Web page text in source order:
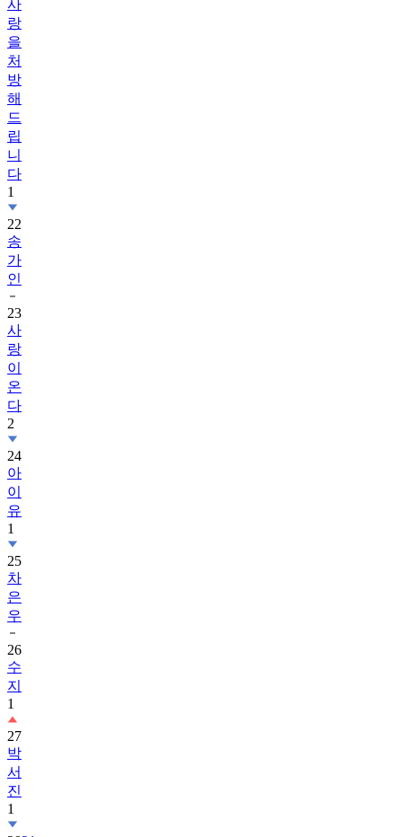
사
랑
을
처
방
해
드
립
니
다
1
22
송
가
인
23
사
랑
이
온
다
2
24
아
이
유
1
25
차
은
우
26
수
지
1
27
박
서
진
1